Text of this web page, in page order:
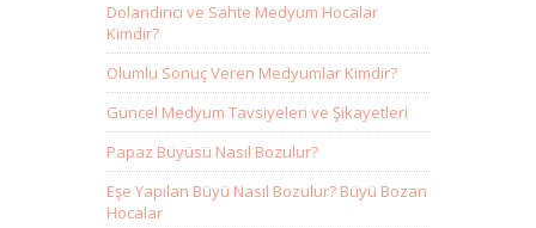
Dolandırıcı ve Sahte Medyum Hocalar
Kimdir?
Olumlu Sonuç Veren Medyumlar Kimdir?
Güncel Medyum Tavsiyeleri ve Şikayetleri
Papaz Büyüsü Nasıl Bozulur?
Eşe Yapılan Büyü Nasıl Bozulur? Büyü Bozan
Hocalar